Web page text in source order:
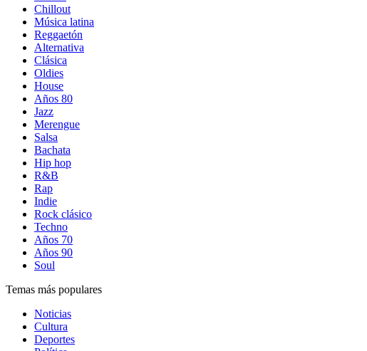
Chillout
Música latina
Reggaetón
Alternativa
Clásica
Oldies
House
Años 80
Jazz
Merengue
Salsa
Bachata
Hip hop
R&B
Rap
Indie
Rock clásico
Techno
Años 70
Años 90
Soul
Temas más populares
Noticias
Cultura
Deportes